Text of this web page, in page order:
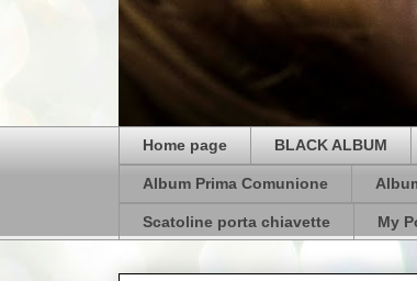
Home page BLACK ALBUM
Album Prima Comunione
Scatoline porta chiavette My